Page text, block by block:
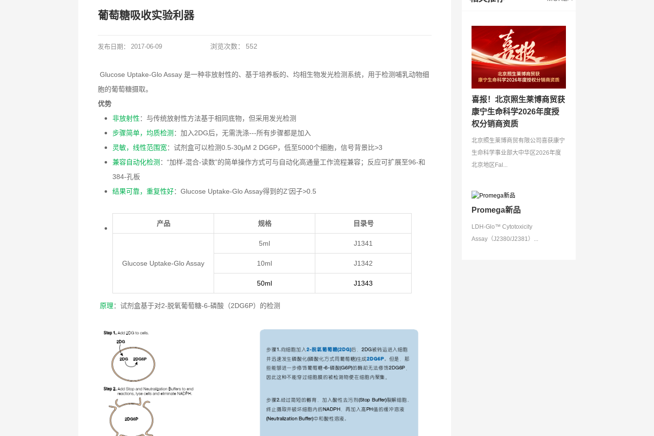
葡萄糖吸收实验利器
发布日期： 2017-06-09 浏览次数： 552
Glucose Uptake-Glo Assay 是一种非放射性的、基于培养板的、均相生物发光检测系统，用于检测哺乳动物细
胞的葡萄糖摄取。
优势
非放射性：与传统放射性方法基于相同底物，但采用发光检测
步骤简单，均质检测 ：加入2DG后，无需洗涤---所有步骤都是加入
灵敏，线性范围宽：试剂盒可以检测0.5-30μM 2 DG6P，低至5000个细胞，信号背景比>3
兼容自动化检测 ：“加样-混合-读数”的简单操作方式可与自动化高通量工作流程兼容；反应可扩展至96-和
384-孔板
结果可靠，重复性好：Glucose Uptake-Glo Assay得到的Z‘因子>0.5
产品 规格 目录号
Glucose Uptake-Glo Assay
5ml J1341
10ml J1342
50ml J1343
原理：试剂盒基于对2-脱氧葡萄糖-6-磷酸（2DG6P）的检测
喜报！北京照生莱博商贸获
康宁生命科学2026年度授
权分销商资质
北京照生莱博商贸有限公司喜获康宁
生命科学事业部大中华区2026年度
北京地区Fal...
Promega新品
LDH-Glo™ Cytotoxicity
Assay（J2380/J2381）...